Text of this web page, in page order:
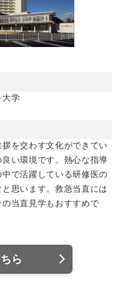
大学
を交わす文化ができてい
い環境です。熱心な指導
で活躍している研修医の
思います。救急当直には
当直見学もおすすめで
ら